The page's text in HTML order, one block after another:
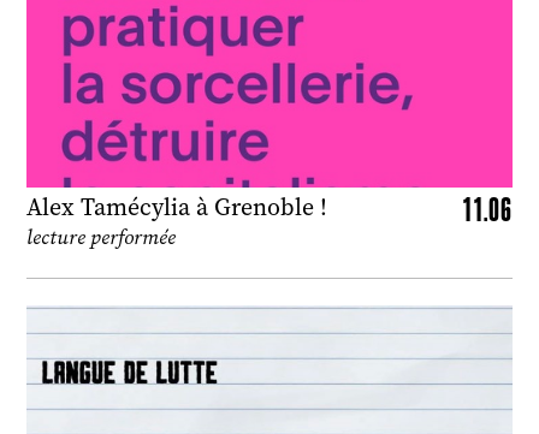
Alex Tamécylia à Grenoble ! 11.06
lecture performée